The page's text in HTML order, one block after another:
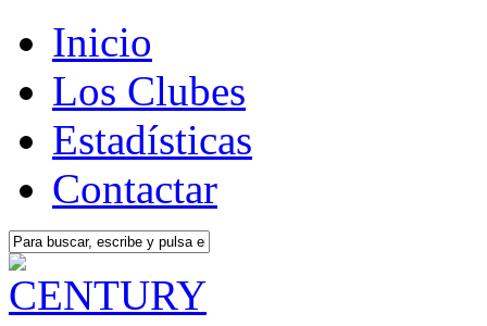
Inicio
Los Clubes
Estadísticas
Contactar